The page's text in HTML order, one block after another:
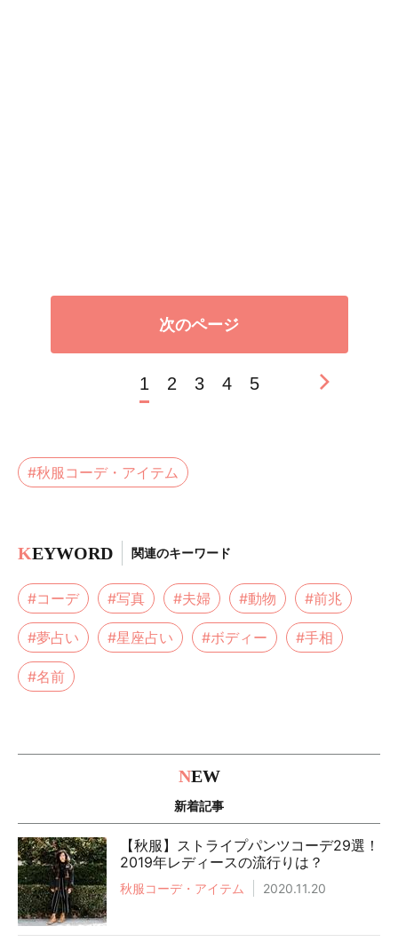
次のページ
1 2 3 4 5
#秋服コーデ・アイテム
KEYWORD 関連のキーワード
#コーデ #写真 #夫婦 #動物 #前兆
#夢占い #星座占い #ボディー #手相
#名前
NEW
新着記事
【秋服】ストライプパンツコーデ29選！
2019年レディースの流行りは？
秋服コーデ・アイテム 2020.11.20